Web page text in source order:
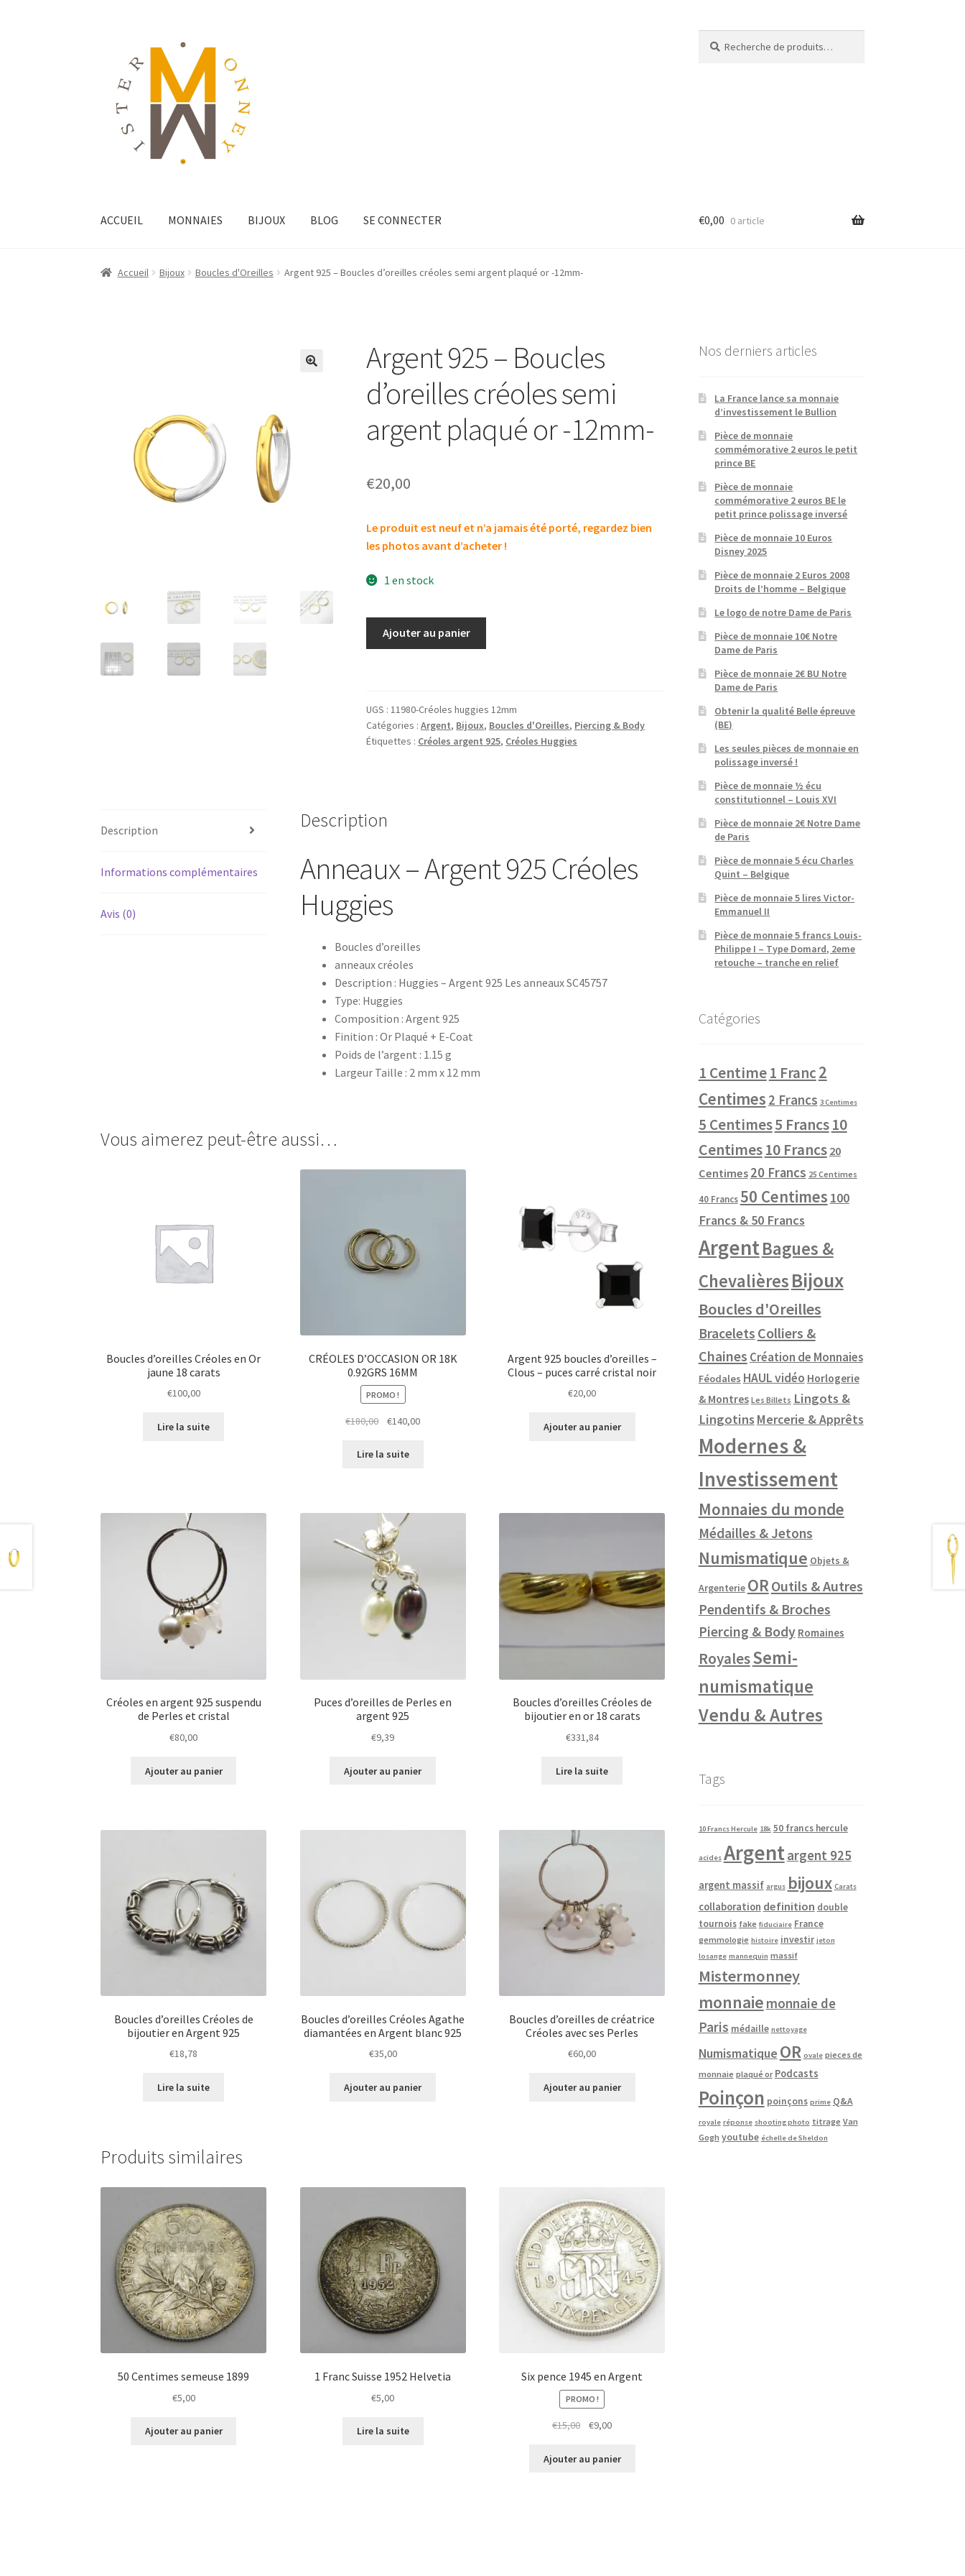
ACCUEIL MONNAIES BIJOUX BLOG SE CONNECTER €0,00 0 article
Accueil Bijoux Boucles d'Oreilles Argent 925 – Boucles d’oreilles créoles semi argent plaqué or -12mm-
Argent 925 – Boucles
d’oreilles créoles semi
argent plaqué or -12mm-
€20,00
Le produit est neuf et n’a jamais été porté, regardez bien
les photos avant d’acheter !
1 en stock
Ajouter au panier
UGS :11980-Créoles huggies 12mm
Catégories :Argent, Bijoux, Boucles d'Oreilles, Piercing & Body
Étiquettes : Créoles argent 925, Créoles Huggies
Description
Informations complémentaires
Avis (0)
Description
Anneaux – Argent 925 Créoles
Huggies
Boucles d’oreilles
anneaux créoles
Description : Huggies – Argent 925 Les anneaux SC45757
Type: Huggies
Composition : Argent 925
Finition : Or Plaqué + E-Coat
Poids de l’argent : 1.15 g
Largeur Taille : 2 mm x 12 mm
Vous aimerez peut-être aussi…
Boucles d’oreilles Créoles en Or
jaune 18 carats
€100,00
Lire la suite
CRÉOLES D’OCCASION OR 18K
0.92GRS 16MM
PROMO !
€180,00 €140,00
Lire la suite
Argent 925 boucles d’oreilles –
Clous – puces carré cristal noir
€20,00
Ajouter au panier
Créoles en argent 925 suspendu
de Perles et cristal
€80,00
Ajouter au panier
Puces d’oreilles de Perles en
argent 925
€9,39
Ajouter au panier
Boucles d’oreilles Créoles de
bijoutier en or 18 carats
€331,84
Lire la suite
Boucles d’oreilles Créoles de
bijoutier en Argent 925
€18,78
Lire la suite
Boucles d’oreilles Créoles Agathe
diamantées en Argent blanc 925
€35,00
Ajouter au panier
Boucles d’oreilles de créatrice
Créoles avec ses Perles
€60,00
Ajouter au panier
Produits similaires
50 Centimes semeuse 1899
€5,00
Ajouter au panier
1 Franc Suisse 1952 Helvetia
€5,00
Lire la suite
Six pence 1945 en Argent
PROMO !
€15,00 €9,00
Ajouter au panier
Nos derniers articles
La France lance sa monnaie
d’investissement le Bullion
Pièce de monnaie
commémorative 2 euros le petit
prince BE
Pièce de monnaie
commémorative 2 euros BE le
petit prince polissage inversé
Pièce de monnaie 10 Euros
Disney 2025
Pièce de monnaie 2 Euros 2008
Droits de l’homme – Belgique
Le logo de notre Dame de Paris
Pièce de monnaie 10€ Notre
Dame de Paris
Pièce de monnaie 2€ BU Notre
Dame de Paris
Obtenir la qualité Belle épreuve
(BE)
Les seules pièces de monnaie en
polissage inversé !
Pièce de monnaie ½ écu
constitutionnel – Louis XVI
Pièce de monnaie 2€ Notre Dame
de Paris
Pièce de monnaie 5 écu Charles
Quint – Belgique
Pièce de monnaie 5 lires Victor-
Emmanuel II
Pièce de monnaie 5 francs Louis-
Philippe I – Type Domard, 2eme
retouche – tranche en relief
Catégories
1 Centime1 Franc2
Centimes 2 Francs 3 Centimes
5 Centimes5 Francs10
Centimes10 Francs 20
Centimes 20 Francs 25 Centimes
40 Francs 50 Centimes 100
Francs & 50 Francs
ArgentBagues &
ChevalièresBijoux
Boucles d'Oreilles
Bracelets Colliers &
Chaines Création de Monnaies
Féodales HAUL vidéo Horlogerie
& Montres Les Billets Lingots &
Lingotins Mercerie & Apprêts
Modernes &
Investissement
Monnaies du monde
Médailles & Jetons
Numismatique Objets &
Argenterie OR Outils & Autres
Pendentifs & Broches
Piercing & Body Romaines
RoyalesSemi-
numismatique
Vendu & Autres
Tags
10 Francs Hercule 18k 50 francs hercule
acides Argentargent 925
argent massif argus bijoux Carats
collaboration definition double
tournois fake fiduciaire France
gemmologie histoire investir jeton
losange mannequin massif
Mistermonney
monnaie monnaie de
Paris médaille nettoyage
Numismatique OR ovale pieces de
monnaie plaqué or Podcasts
Poinçon poinçons prime Q&A
royale réponse shooting photo titrage Van
Gogh youtube échelle de Sheldon